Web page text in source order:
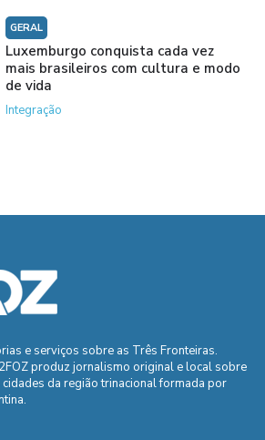
GERAL
Luxemburgo conquista cada vez
mais brasileiros com cultura e modo
de vida
Integração
e serviços sobre as Três Fronteiras.
produz jornalismo original e local sobre
cidades da região trinacional formada por